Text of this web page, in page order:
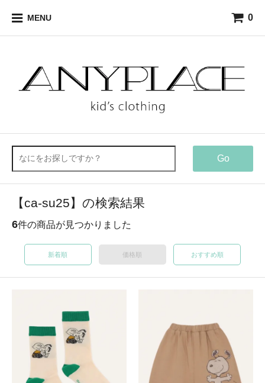
MENU 0
Go
【ca-su25】の検索結果
6件の商品が見つかりました
新着順 価格順 おすすめ順